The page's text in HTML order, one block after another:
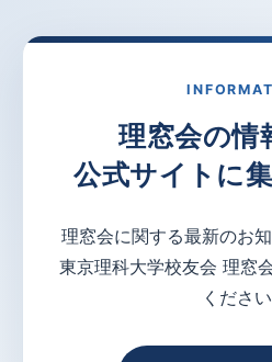
理窓会の情
公式サイトに
理窓会に関する最新のお
東京理科大学校友会 理窓
ください